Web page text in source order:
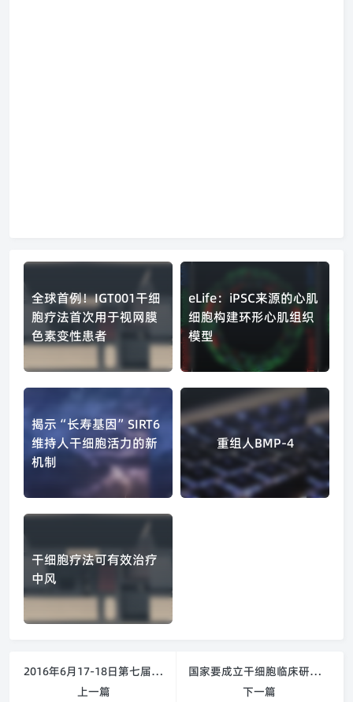
全球首例！IGT001干细
胞疗法首次用于视网膜
色素变性患者
eLife：iPSC来源的心肌
细胞构建环形心肌组织
模型
揭示“长寿基因”SIRT6
维持人干细胞活力的新
机制
重组人BMP-4
干细胞疗法可有效治疗
中风
2016年6月17-18日第七届细胞治疗国际研讨会
上一篇
国家要成立干细胞临床研究专家委员会啦！
下一篇